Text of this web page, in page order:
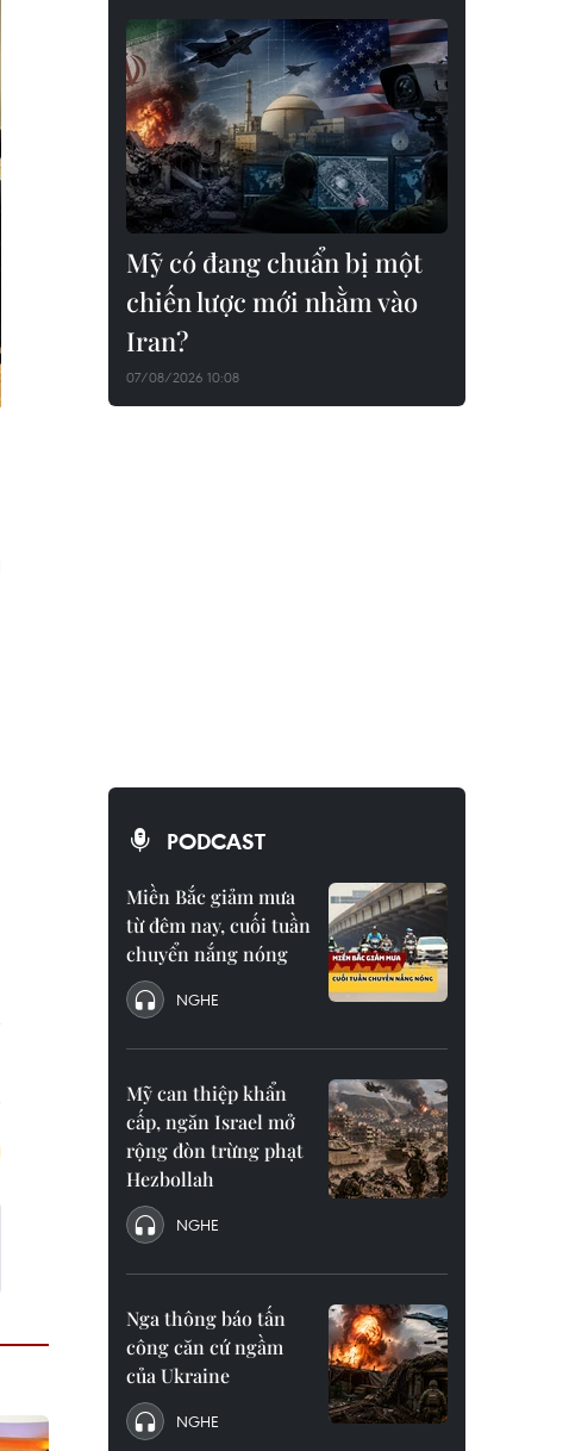
Mỹ có đang chuẩn bị một
chiến lược mới nhằm vào
Iran?
07/08/2026 10:08
PODCAST
Miền Bắc giảm mưa
từ đêm nay, cuối tuần
chuyển nắng nóng
NGHE
Mỹ can thiệp khẩn
cấp, ngăn Israel mở
rộng đòn trừng phạt
Hezbollah
NGHE
Nga thông báo tấn
công căn cứ ngầm
của Ukraine
NGHE